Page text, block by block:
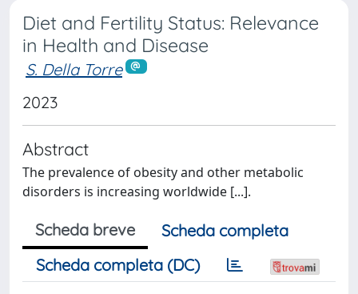
Diet and Fertility Status: Relevance
in Health and Disease
S. Della Torre
2023
Abstract
The prevalence of obesity and other metabolic
disorders is increasing worldwide [...].
Scheda breve
Scheda completa
Scheda completa (DC)